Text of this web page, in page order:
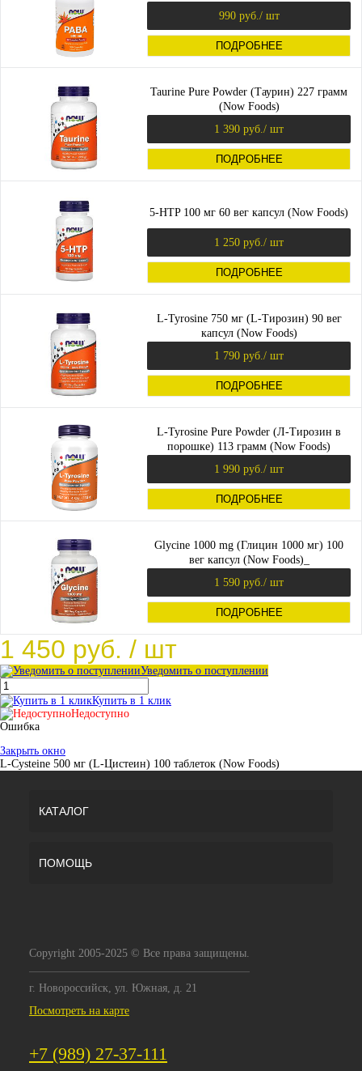
990 руб. / шт
ПОДРОБНЕЕ
Taurine Pure Powder (Таурин) 227 грамм
(Now Foods)
1 390 руб. / шт
ПОДРОБНЕЕ
5-HTP 100 мг 60 вег капсул (Now Foods)
1 250 руб. / шт
ПОДРОБНЕЕ
L-Tyrosine 750 мг (L-Тирозин) 90 вег
капсул (Now Foods)
1 790 руб. / шт
ПОДРОБНЕЕ
L-Tyrosine Pure Powder (Л-Тирозин в
порошке) 113 грамм (Now Foods)
1 990 руб. / шт
ПОДРОБНЕЕ
Glycine 1000 mg (Глицин 1000 мг) 100
вег капсул (Now Foods)_
1 590 руб. / шт
ПОДРОБНЕЕ
1 450 руб. / шт
Уведомить о поступлении
Купить в 1 клик
Недоступно
Ошибка
Закрыть окно
L-Cysteine 500 мг (L-Цистеин) 100 таблеток (Now Foods)
КАТАЛОГ
ПОМОЩЬ
Copyright 2005-2025 © Все права защищены.
г. Новороссийск, ул. Южная, д. 21
Посмотреть на карте
+7 (989) 27-37-111